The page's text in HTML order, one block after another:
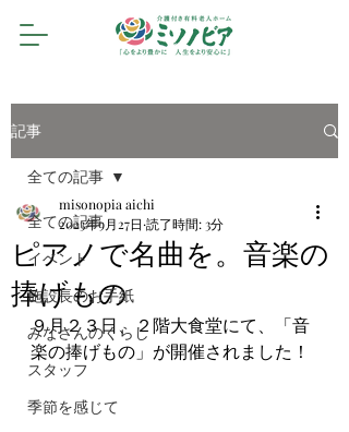
記事
全ての記事
イベント
施設長のお手紙
みなさんのくらし
スタッフ
季節を感じて
全ての記事
ピアノで名曲を。音楽の
捧げもの
misonopia aichi
2023年9月27日 読了時間: 3分
９月２３日、２階大食堂にて、「音
楽の捧げもの」が開催されました！